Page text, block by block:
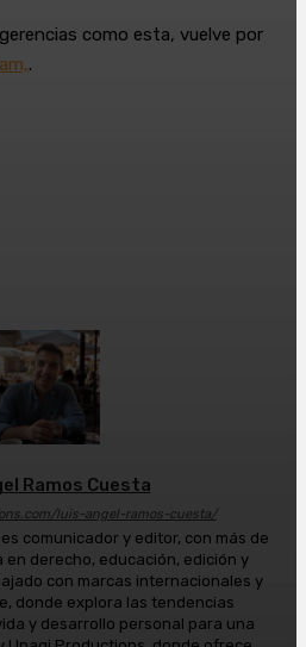
como esta, vuelve por
.
Ramos Cuesta
luis-angel-ramos-cuesta/
comunicador y editor, con más de
en derecho, educación, edición y
con marcas internacionales y
donde explora las tendencias
y desarrollo personal para una